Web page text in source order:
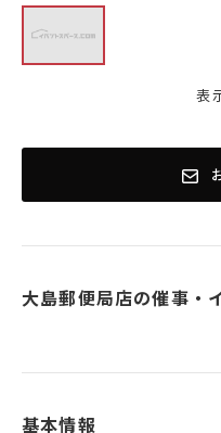
表
大島郵便局店の催事・
基本情報